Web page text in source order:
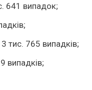
641 випадок;
тис. 765 випадків;
випадків;